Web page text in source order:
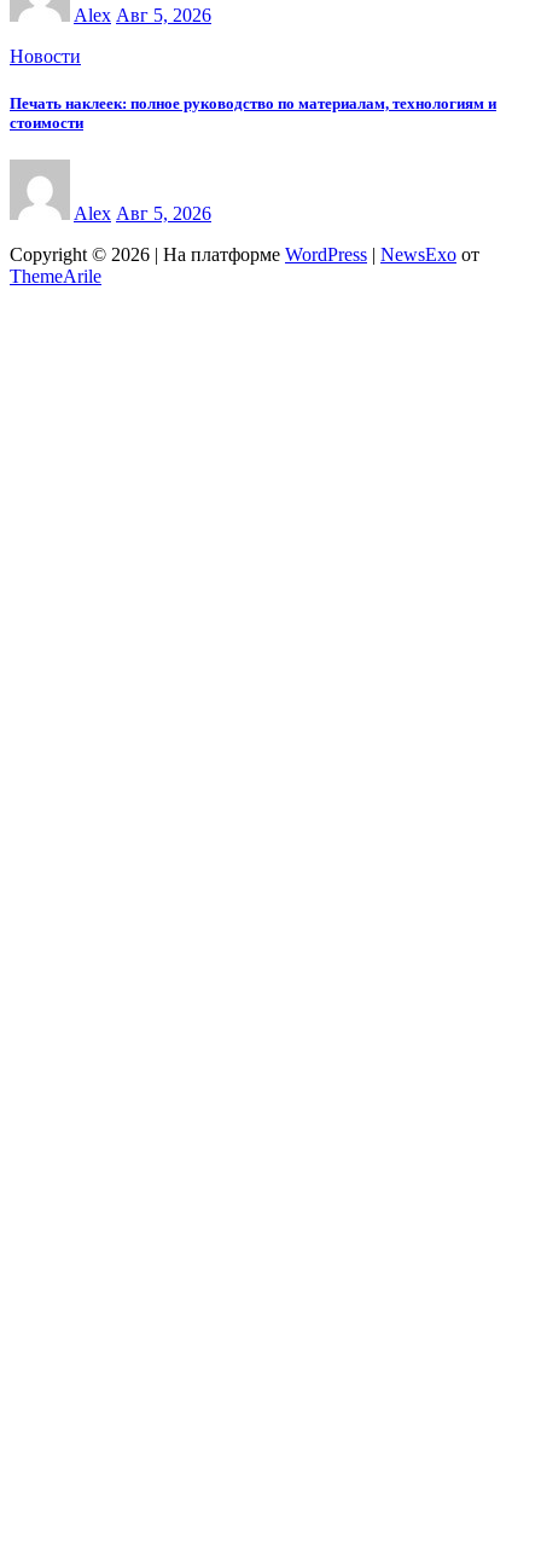
Alex Авг 5, 2026
Новости
Печать наклеек: полное руководство по материалам, технологиям и
стоимости
Alex Авг 5, 2026
Copyright © 2026 | На платформе WordPress NewsExo от
ThemeArile